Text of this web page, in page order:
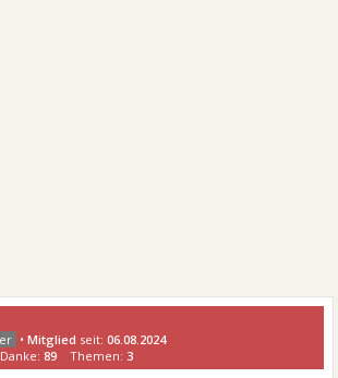
•Mitglied seit:06.08.2024
Danke:89 Themen: 3